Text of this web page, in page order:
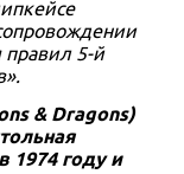
правил 5-й
& Dragons)
1974 году и